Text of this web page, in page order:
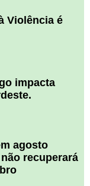
Violência é
impacta
agosto
recuperará